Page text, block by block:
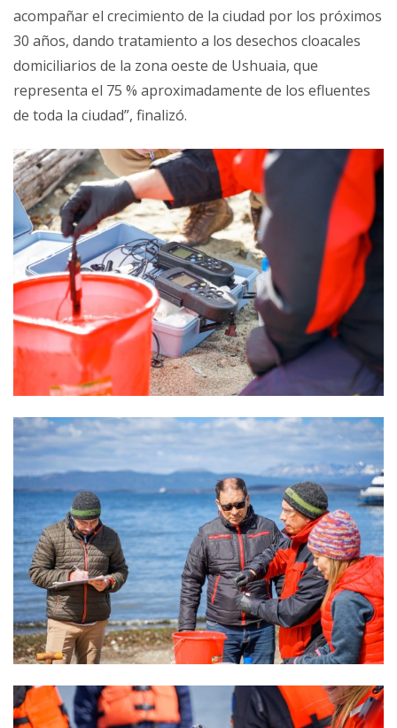
acompañar el crecimiento de la ciudad por los próximos
30 años, dando tratamiento a los desechos cloacales
domiciliarios de la zona oeste de Ushuaia, que
representa el 75 % aproximadamente de los efluentes
de toda la ciudad”, finalizó.